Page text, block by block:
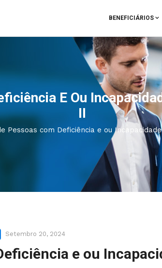
BENEFICIÁRIOS
E Ou
II
Pessoas com Deficiência e ou
Setembro 20, 2024
e ou